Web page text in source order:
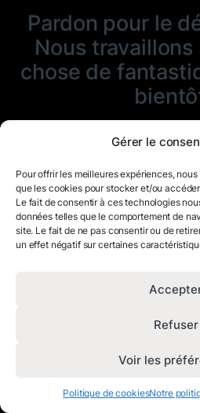
Gérer le
Pour offrir les meilleures expériences,
que les cookies pour stocker et/ou
Le fait de consentir à ces technologies
données telles que le comportement de
site. Le fait de ne pas consentir ou de
un effet négatif sur certaines
Refuser
Voir les
Politique de cookiesNotre
Pardon pour le
Nous
chose de